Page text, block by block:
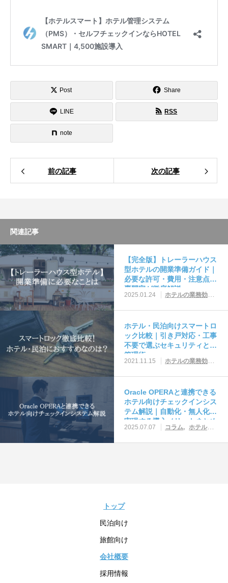
Post Share
LINE RSS
note
前の記事 次の記事
関連記事
【完全版】トレーラーハウス
型ホテルの開業準備ガイド｜
必要な許可・費用・注意点を
専門家が徹底解説
2025.01.24 ホテルの業務効率化・無人化まとめ
ホテル・民泊向けスマートロ
ック比較｜引き戸対応・工事
不要で選ぶセキュリティと鍵
管理術
2021.11.15 ホテルの業務効率化・無人化まとめ
Oracle OPERAと連携できる
ホテル向けチェックインシス
テム解説｜自動化・無人化を
実現する導入メリットまとめ
2025.07.07 コラム ホテルシステム・ツール活用
トップ
民泊向け
旅館向け
会社概要
採用情報